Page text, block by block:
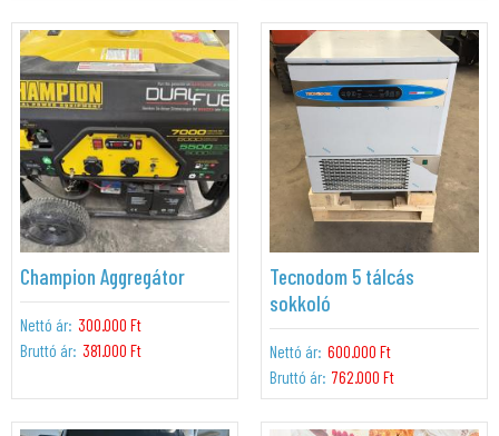
Champion Aggregátor
Nettó ár: 300.000 Ft
Bruttó ár: 381.000 Ft
Tecnodom 5 tálcás
sokkoló
Nettó ár: 600.000 Ft
Bruttó ár: 762.000 Ft